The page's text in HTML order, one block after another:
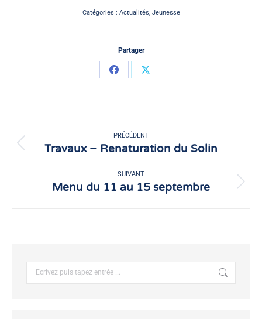
Catégories : Actualités, Jeunesse
Partager
PartagerPartager
article
PRÉCÉDENT
Article
Travaux – Renaturation du Solin
SUIVANT
Article
Menu du 11 au 15 septembre